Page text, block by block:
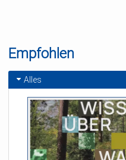
Empfohlen
Alles